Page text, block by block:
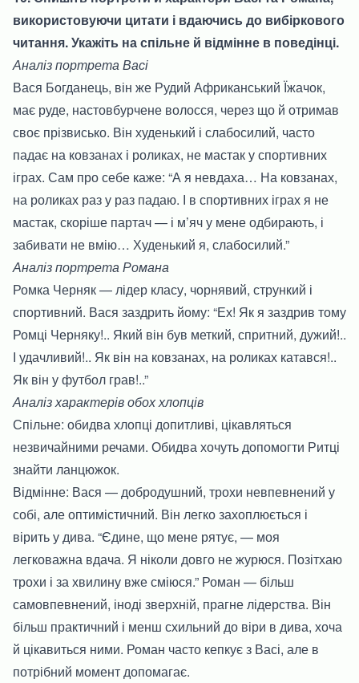
використовуючи цитати і вдаючись до вибіркового
читання. Укажіть на спільне й відмінне в поведінці.
Аналіз портрета Васі
Вася Богданець, він же Рудий Африканський Їжачок,
має руде, настовбурчене волосся, через що й отримав
своє прізвисько. Він худенький і слабосилий, часто
падає на ковзанах і роликах, не мастак у спортивних
іграх. Сам про себе каже: “А я невдаха… На ковзанах,
на роликах раз у раз падаю. І в спортивних іграх я не
мастак, скоріше партач — і м’яч у мене одбирають, і
забивати не вмію… Худенький я, слабосилий.”
Аналіз портрета Романа
Ромка Черняк — лідер класу, чорнявий, стрункий і
спортивний. Вася заздрить йому: “Ех! Як я заздрив тому
Ромці Черняку!.. Який він був меткий, спритний, дужий!..
І удачливий!.. Як він на ковзанах, на роликах катався!..
Як він у футбол грав!..”
Аналіз характерів обох хлопців
Спільне: обидва хлопці допитливі, цікавляться
незвичайними речами. Обидва хочуть допомогти Ритці
знайти ланцюжок.
Відмінне: Вася — добродушний, трохи невпевнений у
собі, але оптимістичний. Він легко захоплюється і
вірить у дива. “Єдине, що мене рятує, — моя
легковажна вдача. Я ніколи довго не журюся. Позітхаю
трохи і за хвилину вже сміюся.” Роман — більш
самовпевнений, іноді зверхній, прагне лідерства. Він
більш практичний і менш схильний до віри в дива, хоча
й цікавиться ними. Роман часто кепкує з Васі, але в
потрібний момент допомагає.